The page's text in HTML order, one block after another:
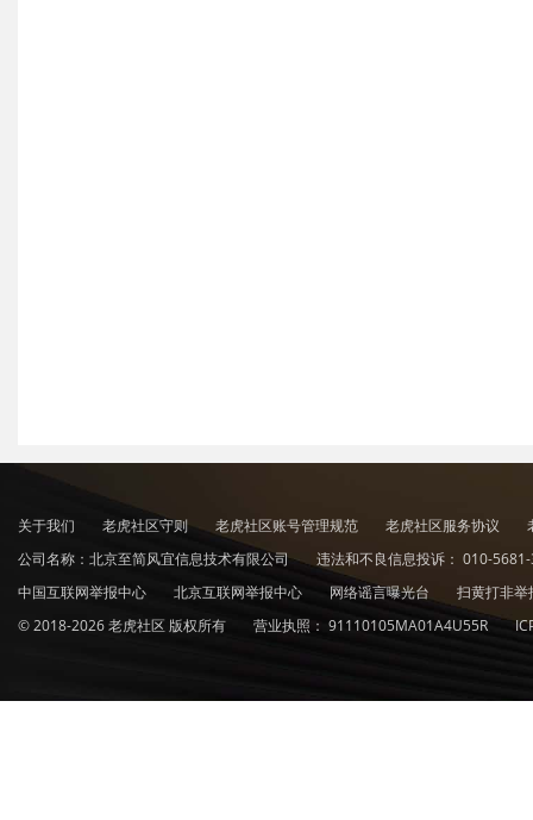
关于我们 老虎社区守则 老虎社区账号管理规范 老虎社区服务协议
公司名称：北京至简风宜信息技术有限公司
违法和不良信息投诉： 010-
中国互联网举报中心
北京互联网举报中心 网络谣言曝光台
扫黄打非
© 2018-2026 老虎社区 版权所有
营业执照： 91110105MA01A4U55R